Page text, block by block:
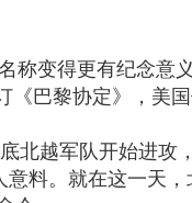
称变得更有纪念意
《巴黎协定》，美
北越军队开始进攻
料。就在这一天